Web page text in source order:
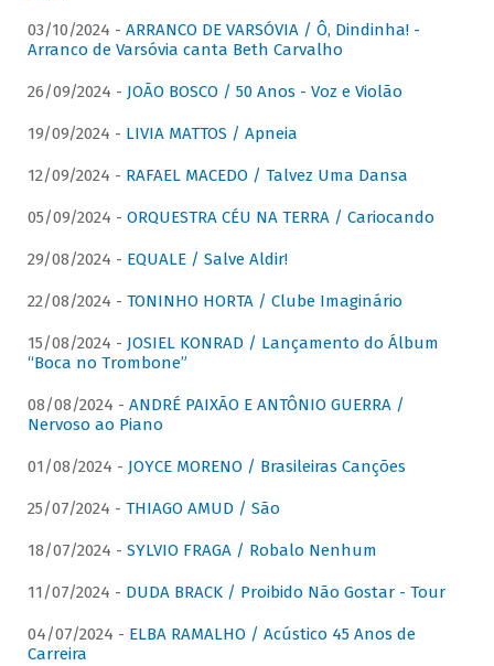
03/10/2024 - ARRANCO DE VARSÓVIA / Ô, Dindinha! -
Arranco de Varsóvia canta Beth Carvalho
26/09/2024 - JOÃO BOSCO / 50 Anos - Voz e Violão
19/09/2024 - LIVIA MATTOS / Apneia
12/09/2024 - RAFAEL MACEDO / Talvez Uma Dansa
05/09/2024 - ORQUESTRA CÉU NA TERRA / Cariocando
29/08/2024 - EQUALE / Salve Aldir!
22/08/2024 - TONINHO HORTA / Clube Imaginário
15/08/2024 - JOSIEL KONRAD / Lançamento do Álbum
“Boca no Trombone”
08/08/2024 - ANDRÉ PAIXÃO E ANTÔNIO GUERRA /
Nervoso ao Piano
01/08/2024 - JOYCE MORENO / Brasileiras Canções
25/07/2024 - THIAGO AMUD / São
18/07/2024 - SYLVIO FRAGA / Robalo Nenhum
11/07/2024 - DUDA BRACK / Proibido Não Gostar - Tour
04/07/2024 - ELBA RAMALHO / Acústico 45 Anos de
Carreira